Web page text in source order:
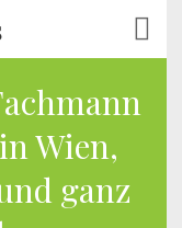
Wien,
ganz